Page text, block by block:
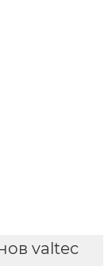
valtec